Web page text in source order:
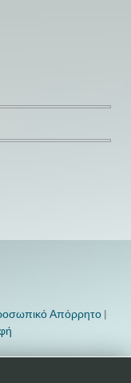
Απόρρητο|